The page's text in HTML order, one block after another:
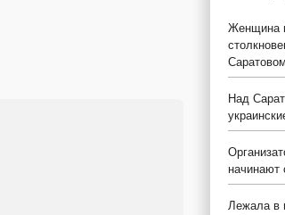
Женщина
Саратовом
Над
начинают
Лежала в